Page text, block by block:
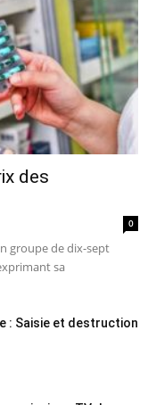
des
0
groupe de dix-sept
sa
: Saisie et destruction